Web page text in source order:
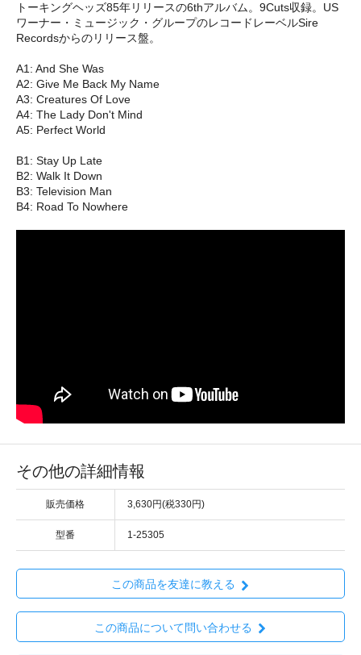
トーキングヘッズ85年リリースの6thアルバム。9Cuts収録。US
ワーナー・ミュージック・グループのレコードレーベルSire
Recordsからのリリース盤。
A1: And She Was
A2: Give Me Back My Name
A3: Creatures Of Love
A4: The Lady Don't Mind
A5: Perfect World
B1: Stay Up Late
B2: Walk It Down
B3: Television Man
B4: Road To Nowhere
その他の詳細情報
販売価格 3,630円(税330円)
型番 1-25305
この商品を友達に教える
この商品について問い合わせる